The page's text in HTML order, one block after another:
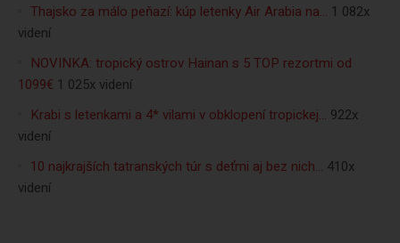
Thajsko za málo peňazí: kúp letenky Air Arabia na… 1 082x
videní
NOVINKA: tropický ostrov Hainan s 5 TOP rezortmi od
1099€ 1 025x videní
Krabi s letenkami a 4* vilami v obklopení tropickej… 922x
videní
10 najkrajších tatranských túr s deťmi aj bez nich… 410x
videní